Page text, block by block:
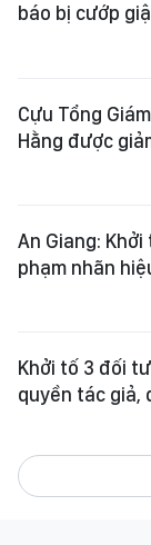
báo bị cướp
Cựu Tổng
Hằng được
An Giang:
phạm nhãn
Khởi tố 3 đối
quyền tác giả,